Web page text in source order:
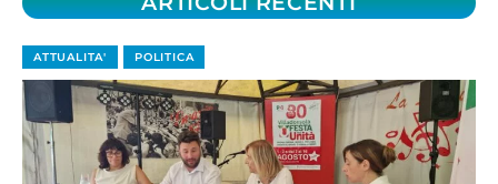
ATTUALITA' POLITICA